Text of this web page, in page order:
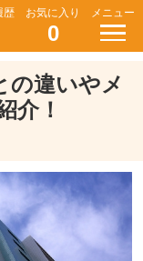
歴 お気に入り
0
メニュー
の違いやメ
介！